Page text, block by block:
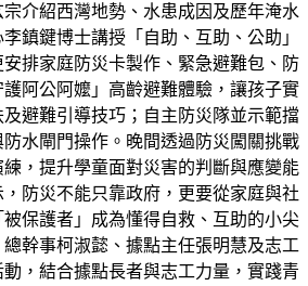
介紹西灣地勢、水患成因及歷年淹水
鎮鍵博士講授「自助、互助、公助」
排家庭防災卡製作、緊急避難包、防
阿公阿嬤」高齡避難體驗，讓孩子實
避難引導技巧；自主防災隊並示範擋
水閘門操作。晚間透過防災闖關挑戰
，提升學童面對災害的判斷與應變能
防災不能只靠政府，更要從家庭與社
保護者」成為懂得自救、互助的小尖
幹事柯淑懿、據點主任張明慧及志工
，結合據點長者與志工力量，實踐青